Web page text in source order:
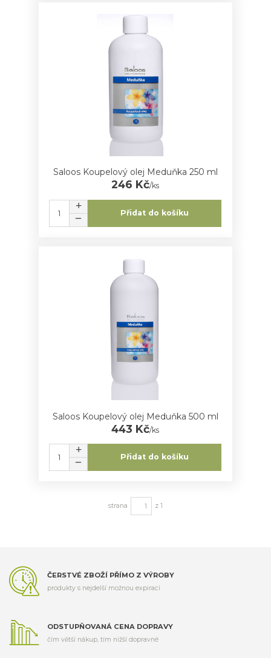
Saloos Koupelový olej Meduňka 250 ml
246 Kč/ks
Přidat do košíku
Saloos Koupelový olej Meduňka 500 ml
443 Kč/ks
Přidat do košíku
strana z 1
ČERSTVÉ ZBOŽÍ PŘÍMO Z VÝROBY
produkty s nejdelší možnou expirací
ODSTUPŇOVANÁ CENA DOPRAVY
čím větší nákup, tím nižší dopravné